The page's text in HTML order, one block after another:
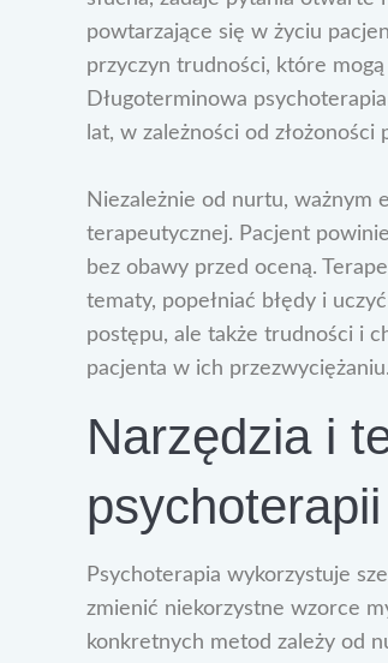
powtarzające się w życiu
przyczyn trudności, które
Długoterminowa
lat, w zależności od
Niezależnie od nurtu, ważnym
terapeutycznej. Pacjent
bez obawy przed oceną.
tematy, popełniać błędy i
postępu, ale także trudności i
pacjenta w ich przezwyciężaniu.
Narzędzia i
psychoterapii
Psychoterapia wykorzystuje
zmienić niekorzystne wzorce
konkretnych metod zależy od